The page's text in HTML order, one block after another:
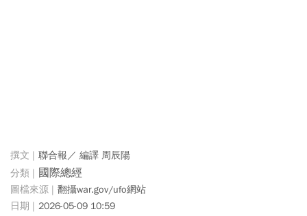
聯合報／ 編譯 周辰陽
國際總經
翻攝war.gov/ufo網站
2026-05-09 10:59